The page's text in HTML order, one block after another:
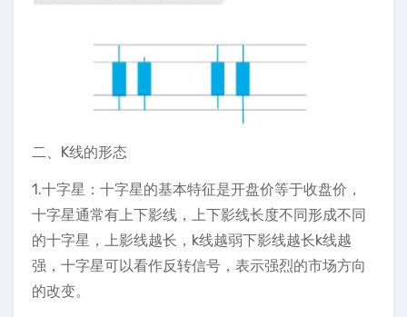
二、K线的形态
1.十字星：十字星的基本特征是开盘价等于收盘价，
十字星通常有上下影线，上下影线长度不同形成不同
的十字星，上影线越长，k线越弱下影线越长k线越
强，十字星可以看作反转信号，表示强烈的市场方向
的改变。